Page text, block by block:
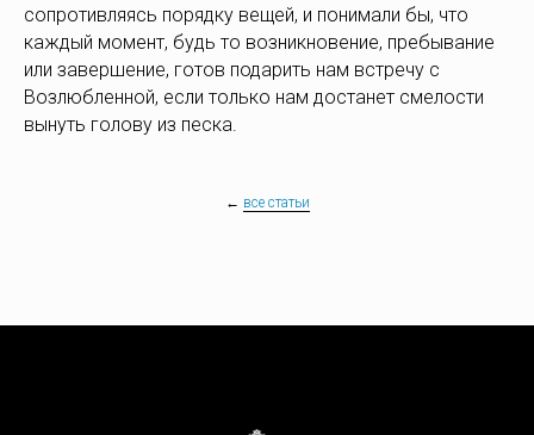
сопротивляясь порядку вещей, и понимали бы, что
каждый момент, будь то возникновение, пребывание
или завершение, готов подарить нам встречу с
Возлюбленной, если только нам достанет смелости
вынуть голову из песка.
← все статьи